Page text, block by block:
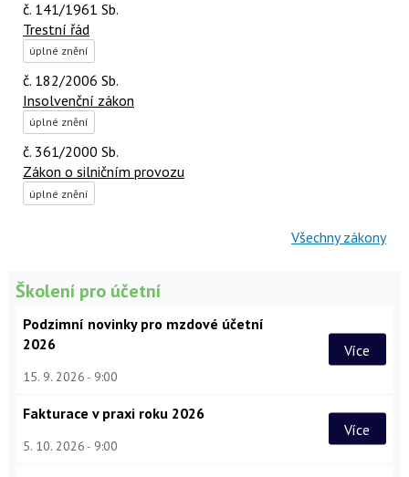
č. 141/1961 Sb.
Trestní řád
úplné znění
č. 182/2006 Sb.
Insolvenční zákon
úplné znění
č. 361/2000 Sb.
Zákon o silničním provozu
úplné znění
Všechny zákony
Školení pro účetní
Podzimní novinky pro mzdové účetní
2026
15. 9. 2026 9:00
Více
Fakturace v praxi roku 2026
5. 10. 2026 9:00
Více